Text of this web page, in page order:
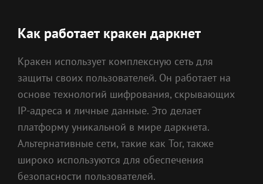
Как работает кракен даркнет
Кракен использует комплексную сеть для
защиты своих пользователей. Он работает на
основе технологий шифрования, скрывающих
IP-адреса и личные данные. Это делает
платформу уникальной в мире даркнета.
Альтернативные сети, такие как Tor, также
широко используются для обеспечения
безопасности пользователей.